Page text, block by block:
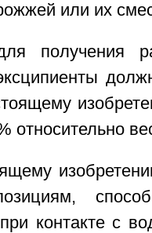
или их
получения
относительно
контакте с